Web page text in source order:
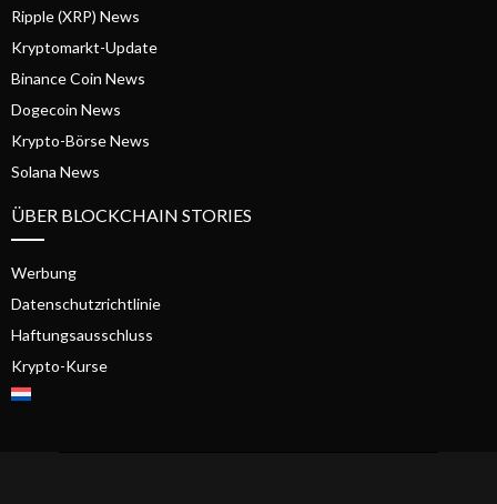
Ripple (XRP) News
Kryptomarkt-Update
Binance Coin News
Dogecoin News
Krypto-Börse News
Solana News
ÜBER BLOCKCHAIN STORIES
Werbung
Datenschutzrichtlinie
Haftungsausschluss
Krypto-Kurse